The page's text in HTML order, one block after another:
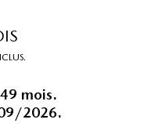
mois.
2026.